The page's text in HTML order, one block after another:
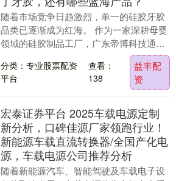
随着市场竞争日趋激烈，单一的硅胶牙胶
品类已逐渐成为红海。 作为一家深耕母婴
领域的硅胶制品工厂，广东帝博科技通过
持续的市场洞察发现，真正的增长机遇正
隐藏在细分场景....
分类：专业股票配资
平台
查看：
138
益丰配
资
宏泰证券平台 2025车载电源定制
新分析，口碑佳源厂家领跑行业！
新能源车载直流转换器/全国产化电
源，车载电源公司推荐分析
随着新能源汽车、智能驾驶及车载电子设